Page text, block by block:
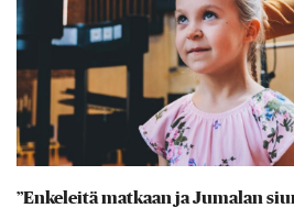
”Enkeleitä matkaan ja Jumalan